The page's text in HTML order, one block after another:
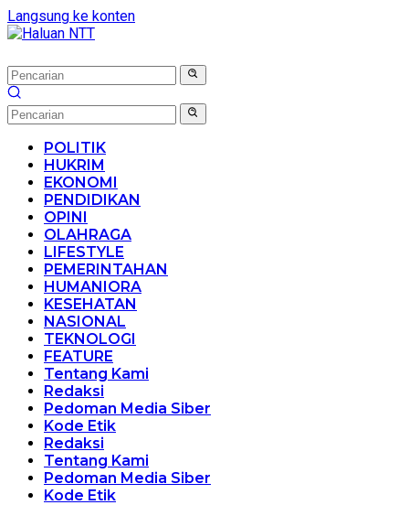
Langsung ke konten
POLITIK
HUKRIM
EKONOMI
PENDIDIKAN
OPINI
OLAHRAGA
LIFESTYLE
PEMERINTAHAN
HUMANIORA
KESEHATAN
NASIONAL
TEKNOLOGI
FEATURE
Tentang Kami
Redaksi
Pedoman Media Siber
Kode Etik
Redaksi
Tentang Kami
Pedoman Media Siber
Kode Etik